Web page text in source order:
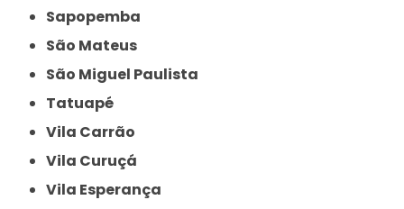
Sapopemba
São Mateus
São Miguel Paulista
Tatuapé
Vila Carrão
Vila Curuçá
Vila Esperança